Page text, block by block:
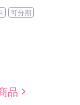
可分期
品